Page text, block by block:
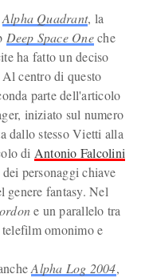
Alpha Quadrant, la
Deep Space Oneche
ha fatto un deciso
centro di questo
parte dell'articolo
iniziato sul numero
dallo stesso Vietti alla
di Antonio Falcolini
personaggi chiave
genere fantasy. Nel
e un parallelo tra
omonimo e
Alpha Log 2004,